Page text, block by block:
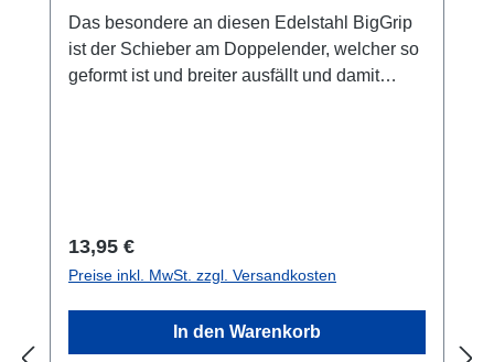
Das besondere an diesen Edelstahl BigGrip
ist der Schieber am Doppelender, welcher so
geformt ist und breiter ausfällt und damit
Regulärer Preis:
13,95 €
Preise inkl. MwSt. zzgl. Versandkosten
In den Warenkorb